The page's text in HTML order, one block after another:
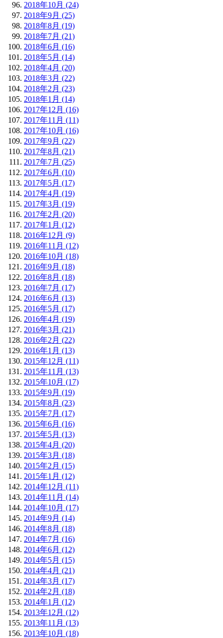
2018年10月 (24)
2018年9月 (25)
2018年8月 (19)
2018年7月 (21)
2018年6月 (16)
2018年5月 (14)
2018年4月 (20)
2018年3月 (22)
2018年2月 (23)
2018年1月 (14)
2017年12月 (16)
2017年11月 (11)
2017年10月 (16)
2017年9月 (22)
2017年8月 (21)
2017年7月 (25)
2017年6月 (10)
2017年5月 (17)
2017年4月 (19)
2017年3月 (19)
2017年2月 (20)
2017年1月 (12)
2016年12月 (9)
2016年11月 (12)
2016年10月 (18)
2016年9月 (18)
2016年8月 (18)
2016年7月 (17)
2016年6月 (13)
2016年5月 (17)
2016年4月 (19)
2016年3月 (21)
2016年2月 (22)
2016年1月 (13)
2015年12月 (11)
2015年11月 (13)
2015年10月 (17)
2015年9月 (19)
2015年8月 (23)
2015年7月 (17)
2015年6月 (16)
2015年5月 (13)
2015年4月 (20)
2015年3月 (18)
2015年2月 (15)
2015年1月 (12)
2014年12月 (11)
2014年11月 (14)
2014年10月 (17)
2014年9月 (14)
2014年8月 (18)
2014年7月 (16)
2014年6月 (12)
2014年5月 (15)
2014年4月 (21)
2014年3月 (17)
2014年2月 (18)
2014年1月 (12)
2013年12月 (12)
2013年11月 (13)
2013年10月 (18)